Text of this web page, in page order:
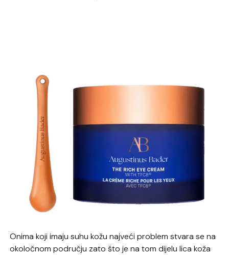
Onima koji imaju suhu kožu najveći problem stvara se na
okoločnom području zato što je na tom dijelu lica koža